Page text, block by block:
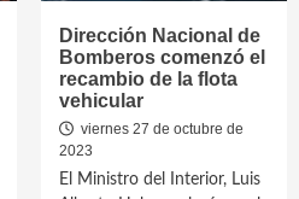
Dirección Nacional de
Bomberos comenzó el
recambio de la flota
vehicular
viernes 27 de octubre de
2023
El Ministro del Interior, Luis